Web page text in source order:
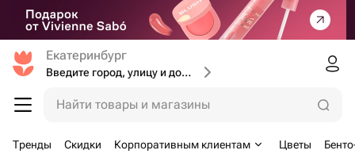
Екатеринбург
Введите город, улицу и дом доставки
Найти товары и магазины
Тренды Скидки Корпоративным клиентам Цветы